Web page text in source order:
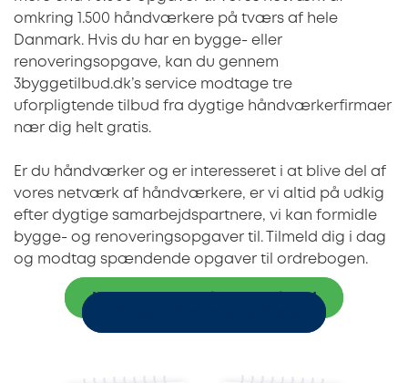
omkring 1.500 håndværkere på tværs af hele
Danmark. Hvis du har en bygge- eller
renoveringsopgave, kan du gennem
3byggetilbud.dk’s service modtage tre
uforpligtende tilbud fra dygtige håndværkerfirmaer
nær dig helt gratis.
Er du håndværker og er interesseret i at blive del af
vores netværk af håndværkere, er vi altid på udkig
efter dygtige samarbejdspartnere, vi kan formidle
bygge- og renoveringsopgaver til. Tilmeld dig i dag
og modtag spændende opgaver til ordrebogen.